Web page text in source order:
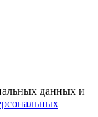
данных и